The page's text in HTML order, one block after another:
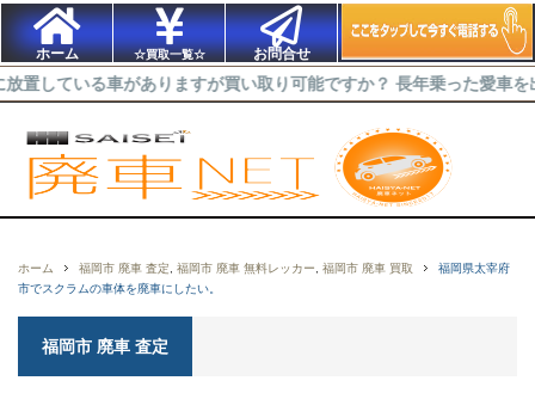
ホーム ☆買取一覧☆ お問合せ
がありますが買い取り可能ですか？ 長年乗った愛車を出来るだけ
ホーム 福岡市 廃車 査定 福岡市 廃車 無料レッカー 福岡市 廃車 買取
福岡県太宰府
市でスクラムの車体を廃車にしたい。
福岡市 廃車 査定